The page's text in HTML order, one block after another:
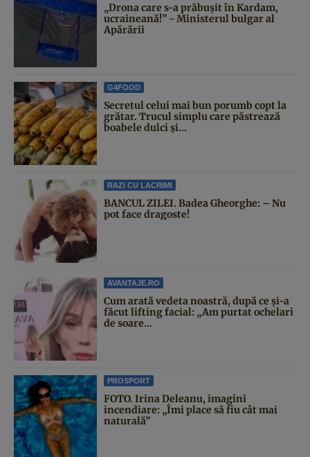
„Drona care s-a prăbușit în Kardam,
ucraineană!” - Ministerul bulgar al
Apărării
G4FOOD
Secretul celui mai bun porumb copt la
grătar. Trucul simplu care păstrează
boabele dulci și...
RAZI CU LACRIMI
BANCUL ZILEI. Badea Gheorghe: – Nu
pot face dragoste!
AVANTAJE.RO
Cum arată vedeta noastră, după ce și-a
făcut lifting facial: „Am purtat ochelari
de soare...
PROSPORT
FOTO. Irina Deleanu, imagini
incendiare: „Îmi place să fiu cât mai
naturală”